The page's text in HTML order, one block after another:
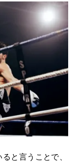
と言うことで、